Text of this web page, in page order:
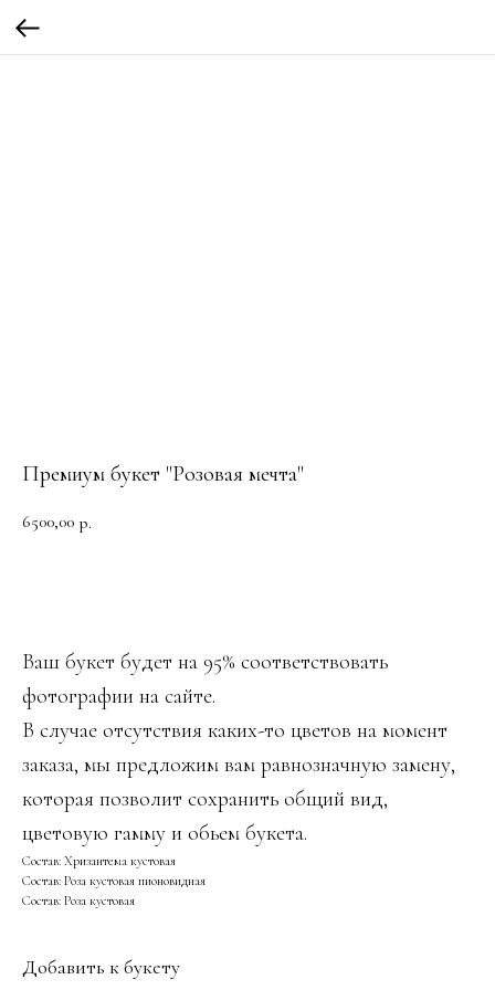
Премиум букет "Розовая мечта"
6500,00 р.
Ваш букет будет на 95% соответствовать
фотографии на сайте.
В случае отсутствия каких-то цветов на момент
заказа, мы предложим вам равнозначную замену,
которая позволит сохранить общий вид,
цветовую гамму и обьем букета.
Состав: Хризантема кустовая
Состав: Роза кустовая пионовидная
Состав: Роза кустовая
Добавить к букету